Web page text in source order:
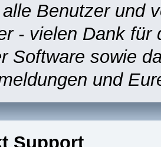
Benutzer und
- vielen Dank für
Software sowie
und
Support